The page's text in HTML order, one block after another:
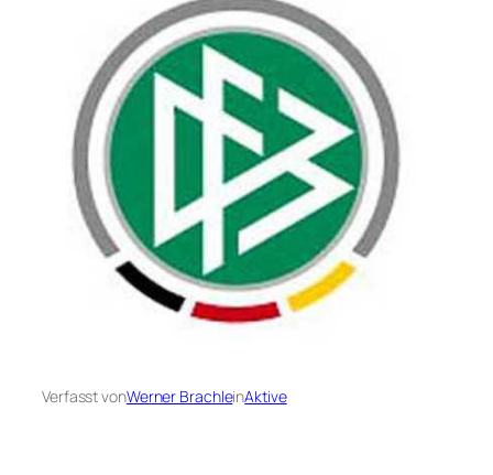
Verfasst vonWerner BrachleinAktive